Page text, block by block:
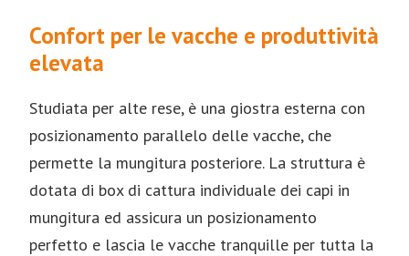
Confort per le vacche e produttività
elevata
Studiata per alte rese, è una giostra esterna con
posizionamento parallelo delle vacche, che
permette la mungitura posteriore. La struttura è
dotata di box di cattura individuale dei capi in
mungitura ed assicura un posizionamento
perfetto e lascia le vacche tranquille per tutta la